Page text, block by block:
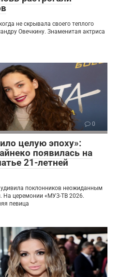
не скрывала своего теплого
Овечкину. Знаменитая актриса
0
целую эпоху»:
появилась на
21-летней
поклонников неожиданным
церемонии «МУЗ-ТВ 2026.
певица